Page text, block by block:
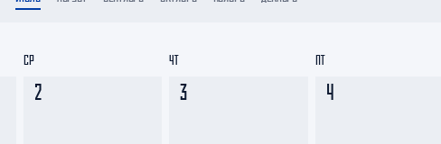
Салават Юлаев
2 3 4
СР ЧТ ПТ